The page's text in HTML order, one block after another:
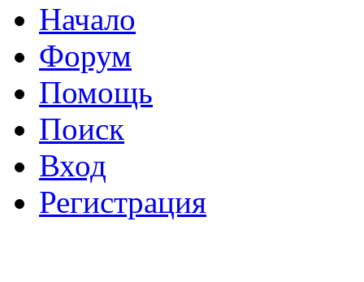
Начало
Форум
Помощь
Поиск
Вход
Регистрация